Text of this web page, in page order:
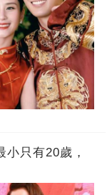
只有20歲，